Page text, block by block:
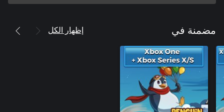
مضمنة في إظهار الكل